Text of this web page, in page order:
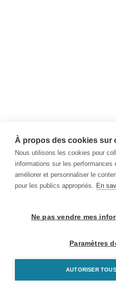
À propos des cookies sur
Nous utilisons les cookies pour
informations sur les
améliorer et personnaliser le
pour les publics appropriés. En
Ne pas vendre mes
Paramètres
AUTORISER